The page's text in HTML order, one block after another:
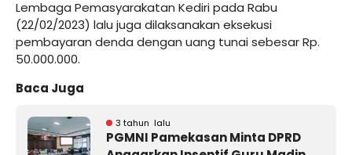
Lembaga Pemasyarakatan Kediri pada Rabu
(22/02/2023) lalu juga dilaksanakan eksekusi
pembayaran denda dengan uang tunai sebesar Rp.
50.000.000.
Baca Juga
3 tahun lalu
PGMNI Pamekasan Minta DPRD